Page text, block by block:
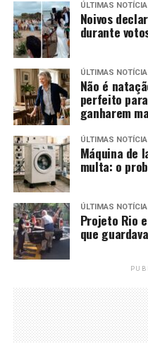
ÚLTIMAS
Noivos
durante
ÚLTIMAS
Não é
perfeito
ganharem
ÚLTIMAS
Máquina de
multa: o
ÚLTIMAS
Projeto Rio
que